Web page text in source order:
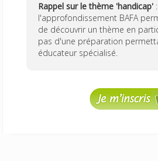
Rappel sur le thème 'handicap' :
l'approfondissement BAFA
de découvrir un thème en
pas d'une préparation
éducateur spécialisé.